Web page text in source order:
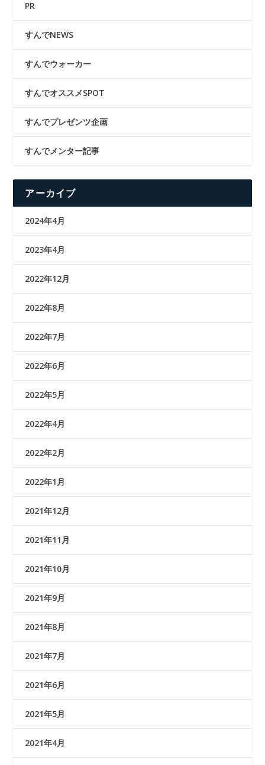
PR
すんでNEWS
すんでウォーカー
すんでオススメSPOT
すんでプレゼンツ企画
すんでメンター記事
アーカイブ
2024年4月
2023年4月
2022年12月
2022年8月
2022年7月
2022年6月
2022年5月
2022年4月
2022年2月
2022年1月
2021年12月
2021年11月
2021年10月
2021年9月
2021年8月
2021年7月
2021年6月
2021年5月
2021年4月